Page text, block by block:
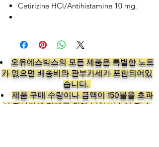
Cetirizine HCl/Antihistamine 10 mg.
오유에스박스의 ​모든 제품은 특별한 노트
가 없으면 배송비와 관부가세가 포함되어있
습니다.
​제품 구매 수량이나 금액이 150불을 초과
시 관부가세 면제를 위해 분할 발송이 될 수